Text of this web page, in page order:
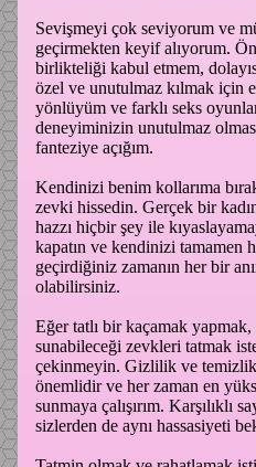
Sevişmeyi çok seviyorum ve
geçirmekten keyif alıyorum.
birlikteliği kabul etmem,
özel ve unutulmaz kılmak için
yönlüyüm ve farklı seks
deneyiminizin unutulmaz
fanteziye açığım.
Kendinizi benim kollarıma
zevki hissedin. Gerçek bir
hazzı hiçbir şey ile
kapatın ve kendinizi tamamen
geçirdiğiniz zamanın her bir
olabilirsiniz.
Eğer tatlı bir kaçamak yapmak,
sunabileceği zevkleri tatmak
çekinmeyin. Gizlilik ve
önemlidir ve her zaman en
sunmaya çalışırım. Karşılıklı
sizlerden de aynı hassasiyeti